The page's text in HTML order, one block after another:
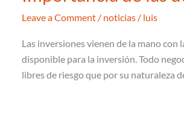
Leave a Comment / noticias/ luis
Las inversiones vienen de la mano
disponible para la inversión. Todo
libres de riesgo que por su naturaleza